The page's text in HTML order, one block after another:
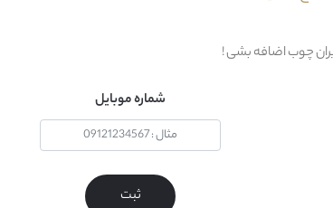
چوب اضافه بشی !
شماره موبایل
ثبت